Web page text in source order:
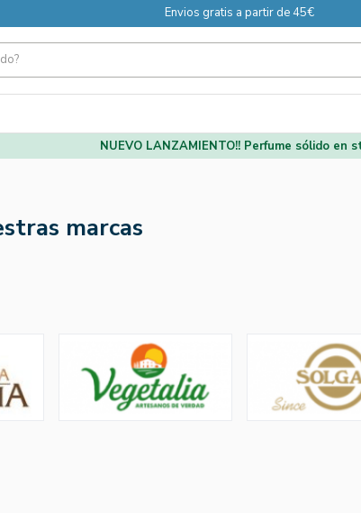
Envios gratis a partir de 45€
NUEVO LANZAMIENTO!! Perfume sólido en
marcas